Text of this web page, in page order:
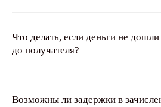
Что делать, если деньги не дошли
до получателя?
Возможны ли задержки в